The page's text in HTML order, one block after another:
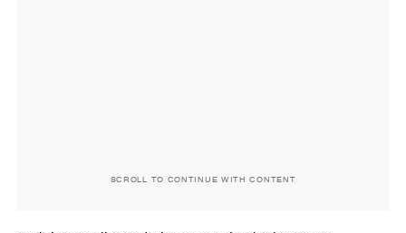
SCROLL TO CONTINUE WITH CONTENT